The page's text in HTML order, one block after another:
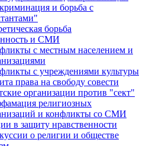
и борьба с
борьба
и СМИ
с местным населением и
с учреждениями культуры
права на свободу совести
организации против "сект"
религиозных
и конфликты со СМИ
в защиту нравственности
о религии и обществе